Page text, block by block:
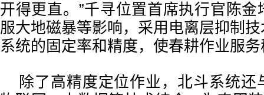
开得更直。”千寻位置首席执行官陈
服大地磁暴等影响，采用电离层抑制
系统的固定率和精度，使春耕作业服
除了高精度定位作业，北斗系统还